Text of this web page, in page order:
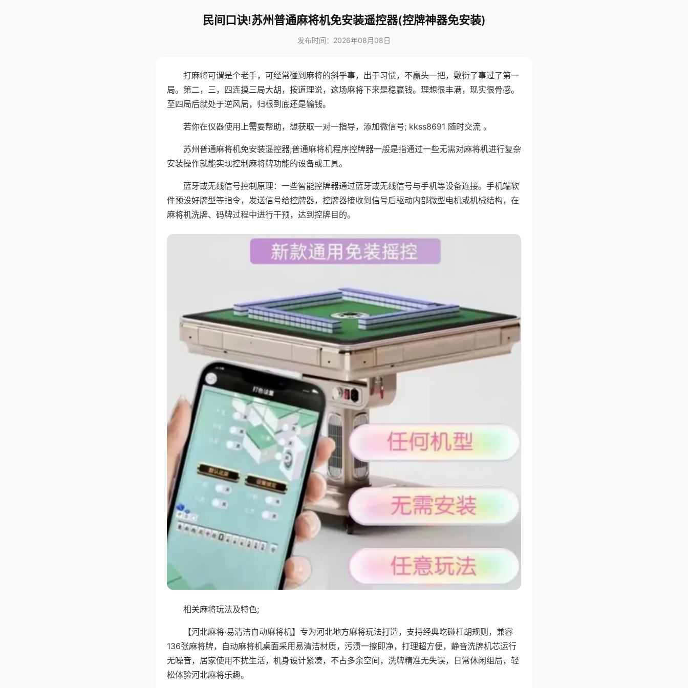
民间口诀!苏州普通麻将机免安装遥控器(控牌神器免安装)
发布时间：2026年08月08日
打麻将可谓是个老手，可经常碰到麻将的斜乎事，出于习惯，不赢头一把，敷衍了事过了第一
局。第二，三，四连摸三局大胡，按道理说，这场麻将下来是稳赢钱。理想很丰满，现实很骨感。
至四局后就处于逆风局，归根到底还是输钱。
若你在仪器使用上需要帮助，想获取一对一指导，添加微信号; kkss8691 随时交流 。
苏州普通麻将机免安装遥控器;普通麻将机程序控牌器一般是指通过一些无需对麻将机进行复杂
安装操作就能实现控制麻将牌功能的设备或工具。
蓝牙或无线信号控制原理：一些智能控牌器通过蓝牙或无线信号与手机等设备连接。手机端软
件预设好牌型等指令，发送信号给控牌器，控牌器接收到信号后驱动内部微型电机或机械结构，在
麻将机洗牌、码牌过程中进行干预，达到控牌目的。
相关麻将玩法及特色;
【河北麻将·易清洁自动麻将机】专为河北地方麻将玩法打造，支持经典吃碰杠胡规则，兼容
136张麻将牌，自动麻将机桌面采用易清洁材质，污渍一擦即净，打理超方便，静音洗牌机芯运行
无噪音，居家使用不扰生活，机身设计紧凑，不占多余空间，洗牌精准无失误，日常休闲组局，轻
松体验河北麻将乐趣。